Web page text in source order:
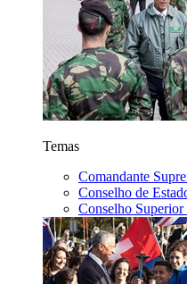
Temas
Comandante
Conselho de
Conselho